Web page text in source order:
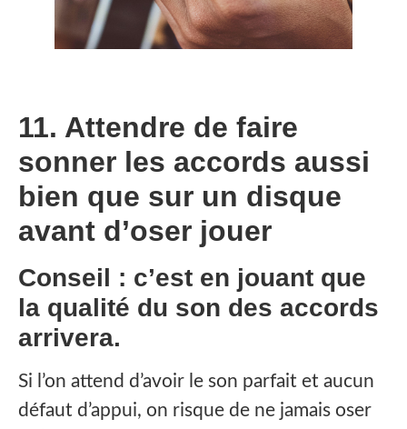
11. Attendre de faire
sonner les accords aussi
bien que sur un disque
avant d’oser jouer
Conseil : c’est en jouant que
la qualité du son des accords
arrivera.
Si l’on attend d’avoir le son parfait et aucun
défaut d’appui, on risque de ne jamais oser